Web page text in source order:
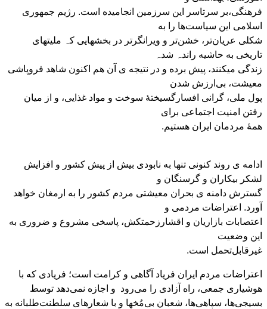
فرهنگی،بر سرتاسر این سرزمین انجامیده است. رژیم جمهوری
اسلامی این سیاست‌ها را به
شکلی عریان‌تر، خشن‌تر و ویرانگرتر در بخشھایی کہ ملیتھای
تاریخی به حاشیه راندہ شدہ
زندگی میکنند، پیش برده و در نتیجه ی آن هم اکنون شاهد فروپاشی
معیشت، بی‌ارزش شدن
پول ملی، گرانی افسارگسیختهٔ سوخت و مواد غذایی، و از میان
رفتن امنیت اجتماعی برای
همهٔ مردمان ایران هستیم.
ادامه ی روند کنونی تنها به نابودی بیش از پیش کشور و افزایش
لشکر بیکاران و گرسنگان و
گسترش دامنه ی بحران معیشتی مردم کشور را به ارمغان خواهد
آورد. اعتراضات مردمی و
اعتصابات بازاریان و اقشارزحمتکش، پاسخی مشروع و ضروری به
این وضعیت
غیرقابل‌تحمل است.
اعتراضات مردم ایران فریاد آگاهی و کرامت است؛ فریادی که با
هوشیاری جمعی، راه آزادی را می‌رود و اجازه نمی‌دهد توسط
بسیجی‌ها، سپاهی‌ها، شعبان بی‌مُخها و با شعارهای سلطنت‌طلبانه به